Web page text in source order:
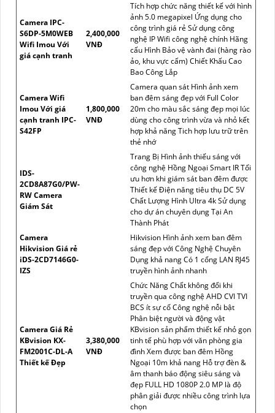
Camera IPC-
S6DP-5M0WEB
Wifi Imou Với
giá cạnh tranh
2,400,000
VNĐ
Tích hợp chức năng thiết kế với hình
ảnh 5.0 megapixel Ứng dụng cho
công trình giá rẻ Sử dụng công
nghệ IP Wifi công nghệ chính Hãng
cấu Hình Bảo vệ vành đai (hàng rào
ảo, khu vực cấm) Chiết Khấu Cao
Bao Công Lắp
Camera Wifi
Imou Với giá
cạnh tranh IPC-
S42FP
1,800,000
VNĐ
Camera quan sát Hình ảnh xem
ban đêm sáng đẹp với Full Color
20m cho màu sắc sáng đẹp mọi lúc
dùng cho công trình vừa và nhỏ kết
hợp khả năng Tich hợp lưu trữ trên
thẻ nhớ
IDS-
2CD8A87G0/PW-
RW Camera
Giám Sát
Trang Bị Hình ảnh thiếu sáng với
công nghệ Hồng Ngoại Smart IR Tối
ưu hơn khi giám sát ban đêm được
Thiết kế Điện năng tiêu thụ DC 5V
Chất Lượng Hình Ultra 4k Sử dụng
cho dự án chuyên dụng Tại An
Thành Phát
Camera
Hikvision Giá rẻ
iDS-2CD7146G0-
IZS
Hikvision Hình ảnh xem ban đêm
sáng đẹp với Công Nghệ Chuyên
Dụng khả nang Có 1 cổng LAN RJ45
truyền hình ảnh nhanh
Camera Giá Rẻ
KBvision KX-
FM2001C-DL-A
Thiết kế Đẹp
3,380,000
VNĐ
Chức Năng Chất không đổi khi
truyền qua công nghệ AHD CVI TVI
BCS ít sự cố Công nghệ nỗi bật
Phân biệt người và động vật
KBvision sản phẩm thiết kế nhỏ gọn
tinh tế phù hợp với văn phòng gia
đình Xem được ban đêm Hồng
Ngoại 10m khả nang Hỗ trợ đèn &
âm thanh báo động siêu sáng và
đẹp FULL HD 1080P 2.0 MP là độ
phân giải được nhiều công trình lựa
chọn